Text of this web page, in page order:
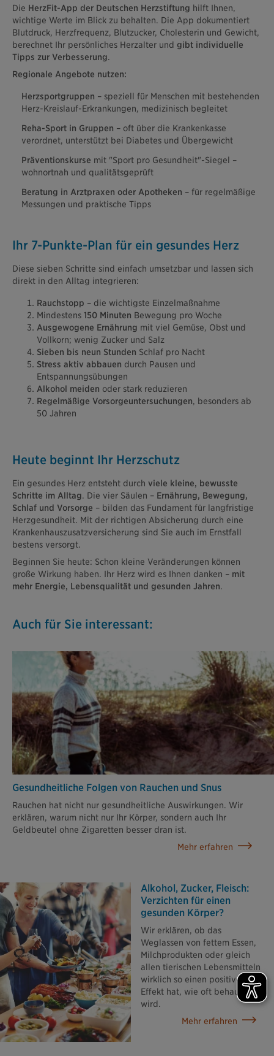
Die HerzFit-App der Deutschen Herzstiftung hilft Ihnen,
wichtige Werte im Blick zu behalten. Die App dokumentiert
Blutdruck, Herzfrequenz, Blutzucker, Cholesterin und Gewicht,
berechnet Ihr persönliches Herzalter und gibt individuelle
Tipps zur Verbesserung.
Regionale Angebote nutzen:
Herzsportgruppen – speziell für Menschen mit bestehenden
Herz-Kreislauf-Erkrankungen, medizinisch begleitet
Reha-Sport in Gruppen – oft über die Krankenkasse
verordnet, unterstützt bei Diabetes und Übergewicht
Präventionskurse mit "Sport pro Gesundheit"-Siegel –
wohnortnah und qualitätsgeprüft
Beratung in Arztpraxen oder Apotheken – für regelmäßige
Messungen und praktische Tipps
Ihr 7-Punkte-Plan für ein gesundes Herz
Diese sieben Schritte sind einfach umsetzbar und lassen sich
direkt in den Alltag integrieren:
Rauchstopp – die wichtigste Einzelmaßnahme
Mindestens 150 Minuten Bewegung pro Woche
Ausgewogene Ernährung mit viel Gemüse, Obst und
Vollkorn; wenig Zucker und Salz
Sieben bis neun Stunden Schlaf pro Nacht
Stress aktiv abbauen durch Pausen und
Entspannungsübungen
Alkohol meiden oder stark reduzieren
Regelmäßige Vorsorgeuntersuchungen, besonders ab
50 Jahren
Heute beginnt Ihr Herzschutz
Ein gesundes Herz entsteht durch viele kleine, bewusste
Schritte im Alltag. Die vier Säulen – Ernährung, Bewegung,
Schlaf und Vorsorge – bilden das Fundament für langfristige
Herzgesundheit. Mit der richtigen Absicherung durch eine
Krankenhauszusatzversicherung sind Sie auch im Ernstfall
bestens versorgt.
Beginnen Sie heute: Schon kleine Veränderungen können
große Wirkung haben. Ihr Herz wird es Ihnen danken – mit
mehr Energie, Lebensqualität und gesunden Jahren.
Auch für Sie interessant:
Gesundheitliche Folgen von Rauchen und Snus
Rauchen hat nicht nur gesundheitliche Auswirkungen. Wir
erklären, warum nicht nur Ihr Körper, sondern auch Ihr
Geldbeutel ohne Zigaretten besser dran ist.
Mehr erfahren
Alkohol, Zucker, Fleisch:
Verzichten für einen
gesunden Körper?
Wir erklären, ob das
Weglassen von fettem Essen,
Milchprodukten oder gleich
allen tierischen Lebensmitteln
wirklich so einen positiven
Effekt hat, wie oft behauptet
wird.
Mehr erfahren